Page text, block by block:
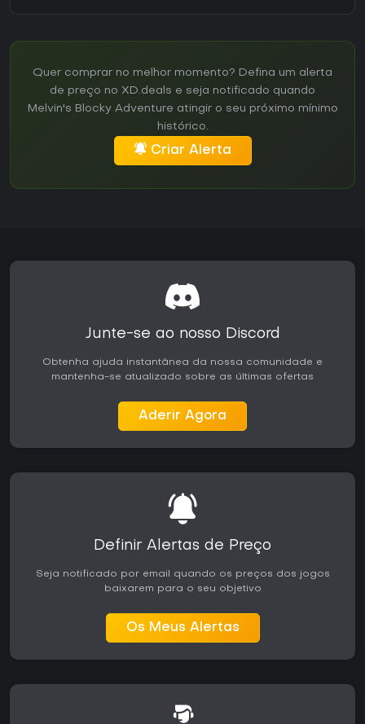
Quer comprar no melhor momento? Defina um alerta
de preço no XD.deals e seja notificado quando
Melvin's Blocky Adventure atingir o seu próximo mínimo
histórico.
Criar Alerta
Junte-se ao nosso Discord
Obtenha ajuda instantânea da nossa comunidade e
mantenha-se atualizado sobre as últimas ofertas
Aderir Agora
Definir Alertas de Preço
Seja notificado por email quando os preços dos jogos
baixarem para o seu objetivo
Os Meus Alertas